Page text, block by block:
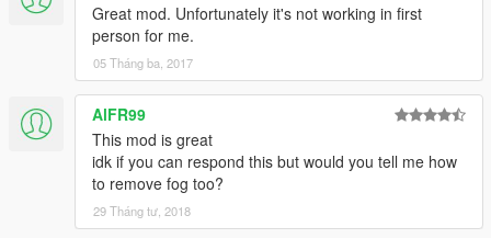
Great mod. Unfortunately it's not working in first
person for me.
05 Tháng ba, 2017
AlFR99
This mod is great
idk if you can respond this but would you tell me how
to remove fog too?
29 Tháng tư, 2018